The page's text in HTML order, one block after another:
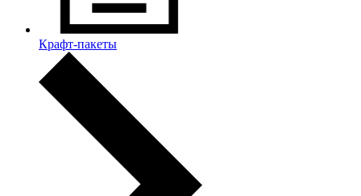
Крафт-пакеты